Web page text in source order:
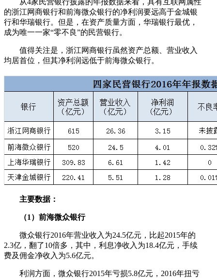
的浙江网商银行和前海微众银行的净利润要远高于金城银
行和华瑞银行。但是，在资产质量方面，华瑞银行最优，
成为唯一一家“零不良”的民营银行。
值得关注是，浙江网商银行虽然资产总额、营业收入
均居首位，但其净利润远低于前海微众银行。
主要数据：
（1）前海微众银行
微众银行2016年营业收入为24.5亿元，比起2015年的
2.3亿，翻了10倍多，其中，利息净收入为18.4亿元，手续
费及佣金净收入为5.6亿元。
利润方面，微众银行2015年亏损5.8亿元，2016年扭亏